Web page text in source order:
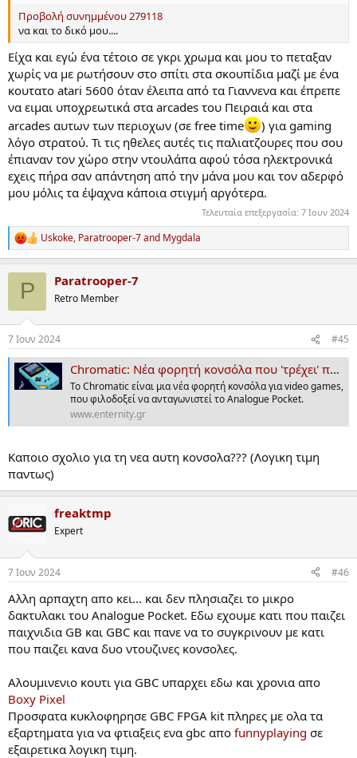
Προβολή συνημμένου 279118
να και το δικό μου....
Είχα και εγώ ένα τέτοιο σε γκρι χρωμα και μου το πεταξαν
χωρίς να με ρωτήσουν στο σπίτι στα σκουπίδια μαζί με ένα
κουτατο atari 5600 όταν έλειπα από τα Γιαννενα και έπρεπε
να ειμαι υποχρεωτικά στα arcades του Πειραιά και στα
arcades αυτων των περιοχων (σε free time
) για gaming
λόγο στρατού. Τι τις ηθελες αυτές τις παλιατζουρες που σου
έπιαναν τον χώρο στην ντουλάπα αφού τόσα ηλεκτρονικά
εχεις πήρα σαν απάντηση από την μάνα μου και τον αδερφό
μου μόλις τα έψαχνα κάποια στιγμή αργότερα.
Τελευταία επεξεργασία: 7 Ιουν 2024
R
e
s
:
Uskoke, Paratrooper-7and Mygdala
P Paratrooper-7
Retro Member
7 Ιουν 2024 #45
Chromatic: Νέα φορητή κονσόλα που 'τρέχει' παιχνίδια του Game Boy - Enternity.gr
Το Chromatic είναι μια νέα φορητή κονσόλα για video games,
που φιλοδοξεί να ανταγωνιστεί το Analogue Pocket.
www.enternity.gr
Καποιο σχολιο για τη νεα αυτη κονσολα??? (Λογικη τιμη
παντως)
freaktmp
Expert
7 Ιουν 2024 #46
Αλλη αρπαχτη απο κει... και δεν πλησιαζει το μικρο
δακτυλακι του Analogue Pocket. Εδω εχουμε κατι που παιζει
παιχνιδια GB και GBC και πανε να το συγκρινουν με κατι
που παιζει κανα δυο ντουζινες κονσολες.
Αλουμινενιο κουτι για GBC υπαρχει εδω και χρονια απο
Boxy Pixel
Προσφατα κυκλοφηρησε GBC FPGA kit πληρες με ολα τα
εξαρτηματα για να φτιαξεις ενα gbc απο funnyplaying σε
εξαιρετικα λογικη τιμη.